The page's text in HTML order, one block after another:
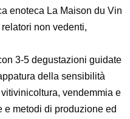
enoteca La Maison du Vin
non vedenti,
3-5 degustazioni guidate
della sensibilità
vendemmia e
metodi di produzione ed